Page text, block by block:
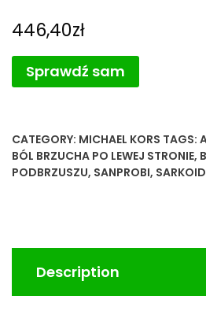
446,40zł
Sprawdź sam
CATEGORY: MICHAEL KORS TAGS:
BÓL BRZUCHA PO LEWEJ STRONIE,
PODBRZUSZU, SANPROBI,
Description